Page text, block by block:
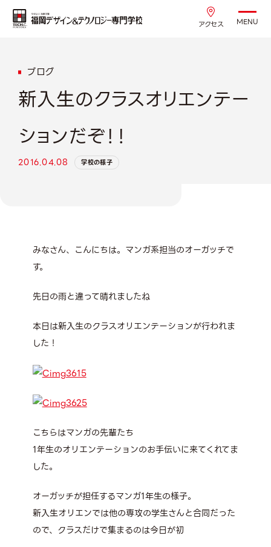
アクセス MENU
ブログ
新入生のクラスオリエンテー
ションだぞ！！
2016.04.08 学校の様子
みなさん、こんにちは。マンガ系担当のオーガッチで
す。
先日の雨と違って晴れましたね
本日は新入生のクラスオリエンテーションが行われま
した！
こちらはマンガの先輩たち
1年生のオリエンテーションのお手伝いに来てくれてま
した。
オーガッチが担任するマンガ1年生の様子。
新入生オリエンでは他の専攻の学生さんと合同だった
ので、クラスだけで集まるのは今日が初